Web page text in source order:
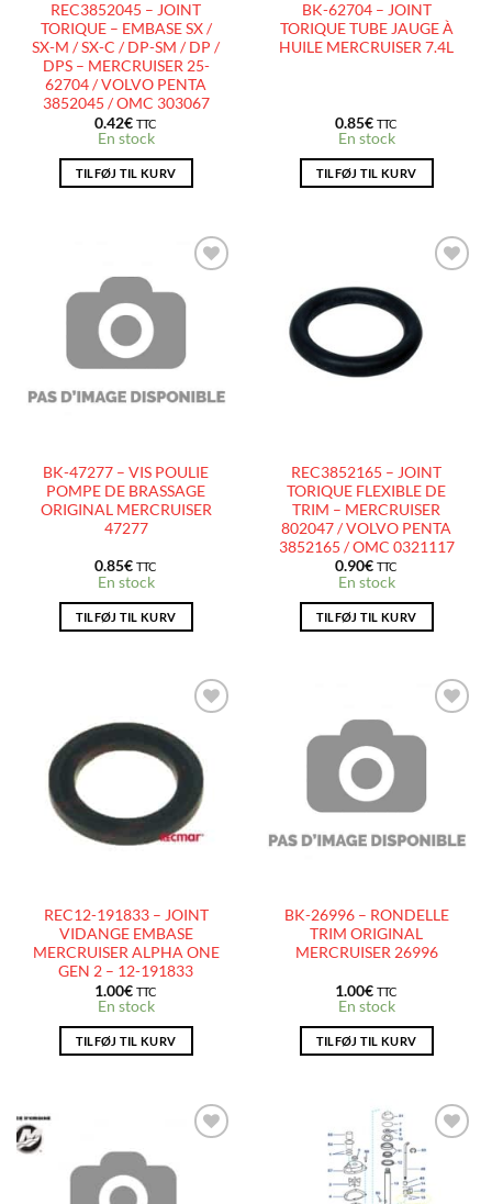
REC3852045 – JOINT
TORIQUE – EMBASE SX /
SX-M / SX-C / DP-SM / DP /
DPS – MERCRUISER 25-
62704 / VOLVO PENTA
3852045 / OMC 303067
0.42€ TTC
En stock
TILFØJ TIL KURV
BK-62704 – JOINT
TORIQUE TUBE JAUGE À
HUILE MERCRUISER 7.4L
0.85€ TTC
En stock
TILFØJ TIL KURV
AJOUTER
À LA
D’ENVIES
BK-47277 – VIS POULIE
POMPE DE BRASSAGE
ORIGINAL MERCRUISER
47277
0.85€ TTC
En stock
TILFØJ TIL KURV
À LA
LISTE
D’ENVIES
REC3852165 – JOINT
TORIQUE FLEXIBLE DE
TRIM – MERCRUISER
802047 / VOLVO PENTA
3852165 / OMC 0321117
0.90€ TTC
En stock
TILFØJ TIL KURV
AJOUTER
À LA
LISTE
D’ENVIES
REC12-191833 – JOINT
VIDANGE EMBASE
MERCRUISER ALPHA ONE
GEN 2 – 12-191833
1.00€ TTC
En stock
TILFØJ TIL KURV
AJOUTER
À LA
D’ENVIES
BK-26996 – RONDELLE
TRIM ORIGINAL
MERCRUISER 26996
1.00€ TTC
En stock
TILFØJ TIL KURV
À LA
AJOUTER
À LA
LISTE